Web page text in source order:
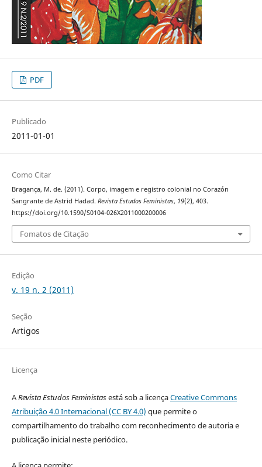
PDF
Publicado
2011-01-01
Como Citar
Bragança, M. de. (2011). Corpo, imagem e registro colonial no Corazón
Sangrante de Astrid Hadad. Revista Estudos Feministas, 19(2), 403.
https://doi.org/10.1590/S0104-026X2011000200006
Fomatos de Citação
Edição
v. 19 n. 2 (2011)
Seção
Artigos
Licença
ARevista Estudos Feministasestá sob a licençaCreative Commons
Atribuição 4.0 Internacional (CC BY 4.0) que permite o
compartilhamento do trabalho com reconhecimento de autoria e
publicação inicial neste periódico.